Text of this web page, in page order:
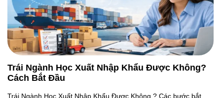
Trái Ngành Học Xuất Nhập Khẩu Được Không?
Cách Bắt Đầu
Trái Ngành Học Xuất Nhập Khẩu Được Không ? Các bước bắt